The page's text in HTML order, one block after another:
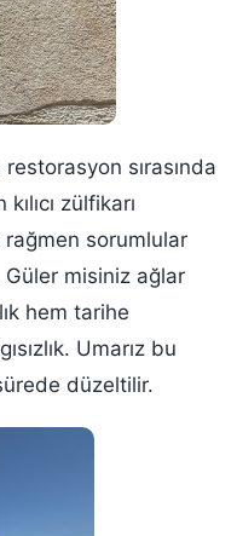
restorasyon sırasında
zülfikarı
rağmen sorumlular
Güler misiniz ağlar
hem tarihe
Umarız bu
düzeltilir.